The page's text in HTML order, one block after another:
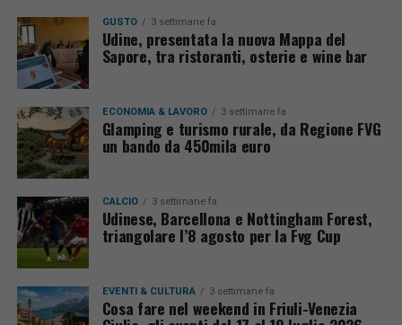
GUSTO 3 settimane fa
Udine, presentata la nuova Mappa del
Sapore, tra ristoranti, osterie e wine bar
ECONOMIA & LAVORO 3 settimane fa
Glamping e turismo rurale, da Regione FVG
un bando da 450mila euro
CALCIO 3 settimane fa
Udinese, Barcellona e Nottingham Forest,
triangolare l’8 agosto per la Fvg Cup
EVENTI & CULTURA 3 settimane fa
Cosa fare nel weekend in Friuli-Venezia